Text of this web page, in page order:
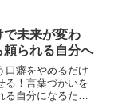
からできる一歩
で未来が変わ
頼られる自分へ
口癖をやめるだけ
る！言葉づかいを
自分になるため